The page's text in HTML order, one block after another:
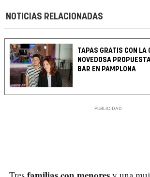
NOTICIAS RELACIONADAS
TAPAS GRATIS CON LA
NOVEDOSA
BAR EN PAMPLONA